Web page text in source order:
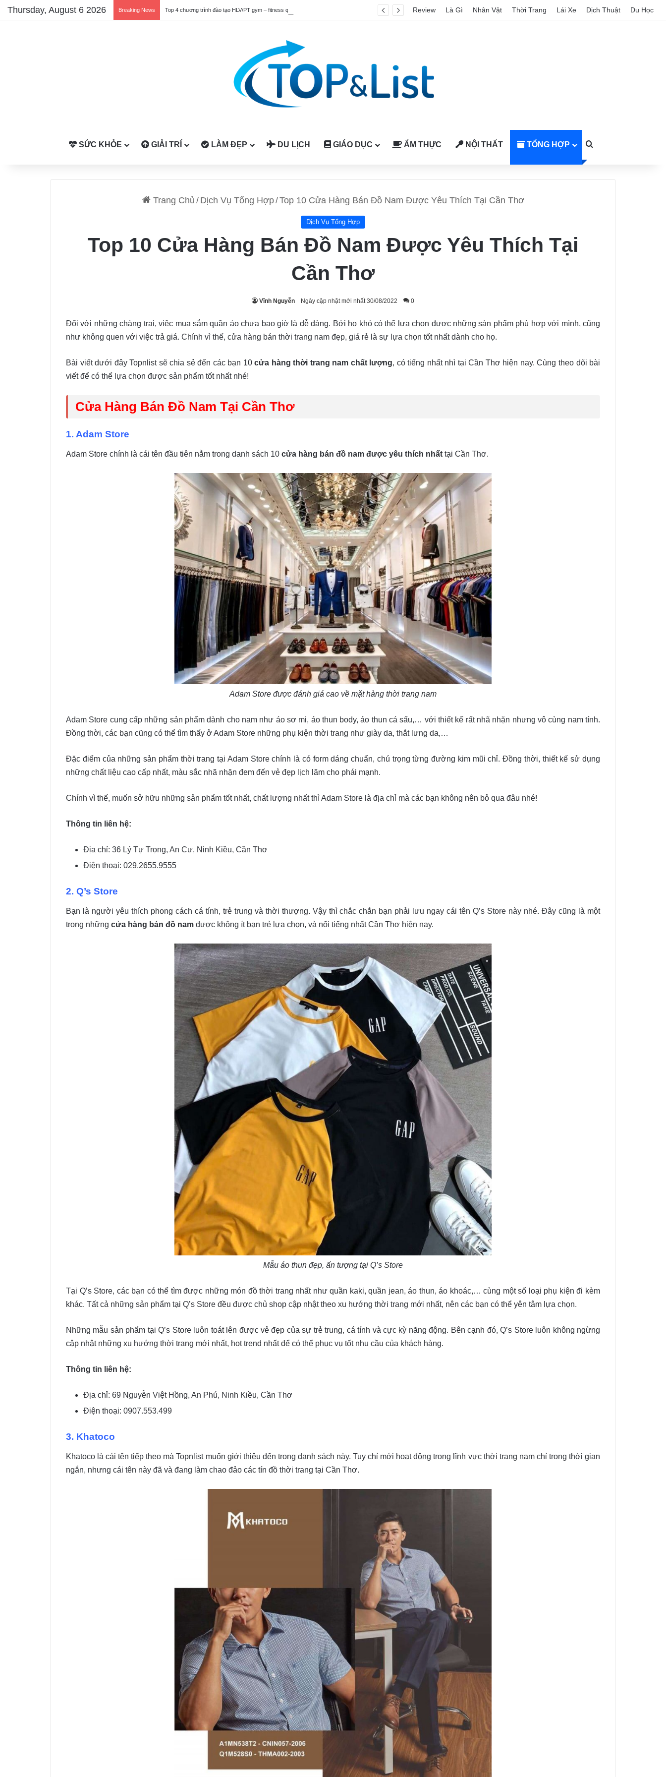
Thursday, August 6 2026 Breaking News Review Là Gì Nhân Vật Thời Trang Lái Xe Dịch Thuật Du Học
SỨC KHỎE GIẢI TRÍ LÀM ĐẸP DU LỊCH GIÁO DỤC ẨM THỰC NỘI THẤT TỔNG HỢP
Trang Chủ / Dịch Vụ Tổng Hợp/Top 10 Cửa Hàng Bán Đồ Nam Được Yêu Thích Tại Cần Thơ
Dịch Vụ Tổng Hợp
Top 10 Cửa Hàng Bán Đồ Nam Được Yêu Thích Tại
Cần Thơ
Vĩnh Nguyễn Ngày cập nhật mới nhất 30/08/2022 0
Đối với những chàng trai, việc mua sắm quần áo chưa bao giờ là dễ dàng. Bởi họ khó có thể lựa chọn được những sản phẩm phù hợp với mình, cũng
như không quen với việc trả giá. Chính vì thế, cửa hàng bán thời trang nam đẹp, giá rẻ là sự lựa chọn tốt nhất dành cho họ.
Bài viết dưới đây Topnlist sẽ chia sẻ đến các bạn 10cửa hàng thời trang nam chất lượng, có tiếng nhất nhì tại Cần Thơ hiện nay. Cùng theo dõi bài
viết để có thể lựa chọn được sản phẩm tốt nhất nhé!
Cửa Hàng Bán Đồ Nam Tại Cần Thơ
1. Adam Store
Adam Store chính là cái tên đầu tiên nằm trong danh sách 10 cửa hàng bán đồ nam được yêu thích nhất tại Cần Thơ.
Adam Store được đánh giá cao về mặt hàng thời trang nam
Adam Store cung cấp những sản phẩm dành cho nam như áo sơ mi, áo thun body, áo thun cá sấu,… với thiết kế rất nhã nhặn nhưng vô cùng nam tính.
Đồng thời, các bạn cũng có thể tìm thấy ở Adam Store những phụ kiện thời trang như giày da, thắt lưng da,…
Đặc điểm của những sản phẩm thời trang tại Adam Store chính là có form dáng chuẩn, chú trọng từng đường kim mũi chỉ. Đồng thời, thiết kế sử dụng
những chất liệu cao cấp nhất, màu sắc nhã nhặn đem đến vẻ đẹp lịch lãm cho phái mạnh.
Chính vì thế, muốn sở hữu những sản phẩm tốt nhất, chất lượng nhất thì Adam Store là địa chỉ mà các bạn không nên bỏ qua đâu nhé!
Thông tin liên hệ:
Địa chỉ: 36 Lý Tự Trọng, An Cư, Ninh Kiều, Cần Thơ
Điện thoại: 029.2655.9555
2. Q’s Store
Bạn là người yêu thích phong cách cá tính, trẻ trung và thời thượng. Vậy thì chắc chắn bạn phải lưu ngay cái tên Q’s Store này nhé. Đây cũng là một
trong những cửa hàng bán đồ nam được không ít bạn trẻ lựa chọn, và nổi tiếng nhất Cần Thơ hiện nay.
Mẫu áo thun đẹp, ấn tượng tại Q’s Store
Tại Q’s Store, các bạn có thể tìm được những món đồ thời trang nhất như quần kaki, quần jean, áo thun, áo khoác,… cùng một số loại phụ kiện đi kèm
khác. Tất cả những sản phẩm tại Q’s Store đều được chủ shop cập nhật theo xu hướng thời trang mới nhất, nên các bạn có thể yên tâm lựa chọn.
Những mẫu sản phẩm tại Q’s Store luôn toát lên được vẻ đẹp của sự trẻ trung, cá tính và cực kỳ năng động. Bên cạnh đó, Q’s Store luôn không ngừng
cập nhật những xu hướng thời trang mới nhất, hot trend nhất để có thể phục vụ tốt nhu cầu của khách hàng.
Thông tin liên hệ:
Địa chỉ: 69 Nguyễn Việt Hồng, An Phú, Ninh Kiều, Cần Thơ
Điện thoại: 0907.553.499
3. Khatoco
Khatoco là cái tên tiếp theo mà Topnlist muốn giới thiệu đến trong danh sách này. Tuy chỉ mới hoạt động trong lĩnh vực thời trang nam chỉ trong thời gian
ngắn, nhưng cái tên này đã và đang làm chao đảo các tín đồ thời trang tại Cần Thơ.